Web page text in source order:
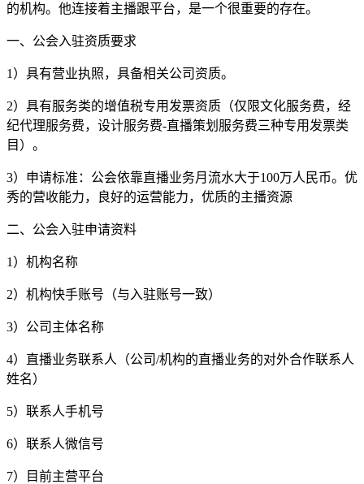
的机构。他连接着主播跟平台，是一个很重要的存在。
一、公会入驻资质要求
1）具有营业执照，具备相关公司资质。
2）具有服务类的增值税专用发票资质（仅限文化服务费，经
纪代理服务费，设计服务费-直播策划服务费三种专用发票类
目）。
3）申请标准：公会依靠直播业务月流水大于100万人民币。优
秀的营收能力，良好的运营能力，优质的主播资源
二、公会入驻申请资料
1）机构名称
2）机构快手账号（与入驻账号一致）
3）公司主体名称
4）直播业务联系人（公司/机构的直播业务的对外合作联系人
姓名）
5）联系人手机号
6）联系人微信号
7）目前主营平台